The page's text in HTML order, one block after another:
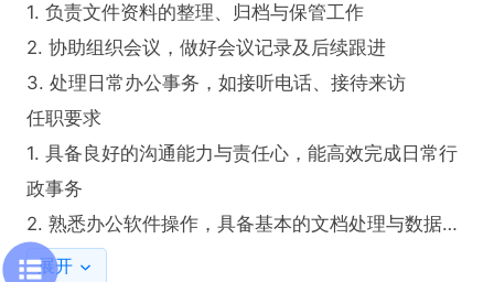
1. 负责文件资料的整理、归档与保管工作
2. 协助组织会议，做好会议记录及后续跟进
3. 处理日常办公事务，如接听电话、接待来访
任职要求
1. 具备良好的沟通能力与责任心，能高效完成日常行
政事务
2. 熟悉办公软件操作，具备基本的文档处理与数据整
理能力
展开